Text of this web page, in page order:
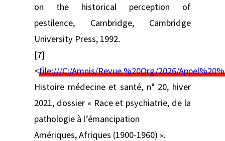
on the historical perception of
pestilence, Cambridge, Cambridge
University Press, 1992.
[7]
<file:///C:/Amnis/Revue.%20Org/2026/
Histoire médecine et santé, n° 20, hiver
2021, dossier « Race et psychiatrie, de la
pathologie à l’émancipation
Amériques, Afriques (1900-1960) ».